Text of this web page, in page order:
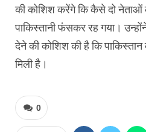
की कोशिश करेंगे कि कैसे दो नेताओं
पाकिस्‍तानी फंसकर रह गया।
देने की कोशिश की है कि पाकिस्‍तान
मिली है।
0